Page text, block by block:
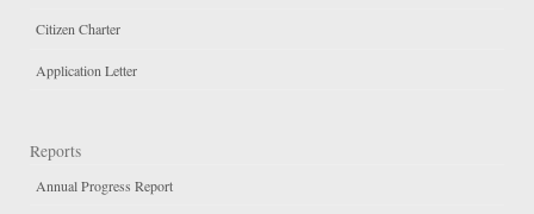
Citizen Charter
Application Letter
Reports
Annual Progress Report